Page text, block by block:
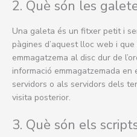
2. Què són les
Una galeta és un fitxer petit i
pàgines d’aquest lloc web i
emmagatzema al disc dur de
informació emmagatzemada
servidors o als servidors dels
visita posterior.
3. Què són els